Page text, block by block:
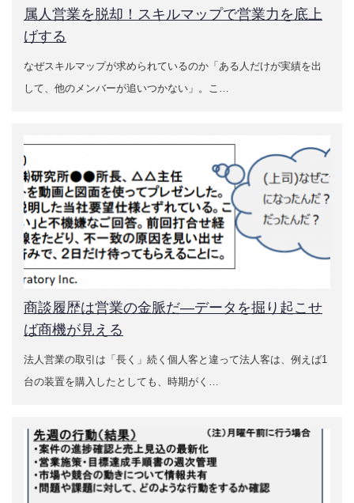
属人営業を脱却！スキルマップで営業力を底上
げする
なぜスキルマップが求められているのか「ある人だけが実績を出
して、他のメンバーが追いつかない」。こ…
商談履歴は営業の金脈だ―データを掘り起こせ
ば商機が見える
法人営業の取引は「長く」続く個人客と違って法人客は、例えば1
台の装置を購入したとしても、時期がく…